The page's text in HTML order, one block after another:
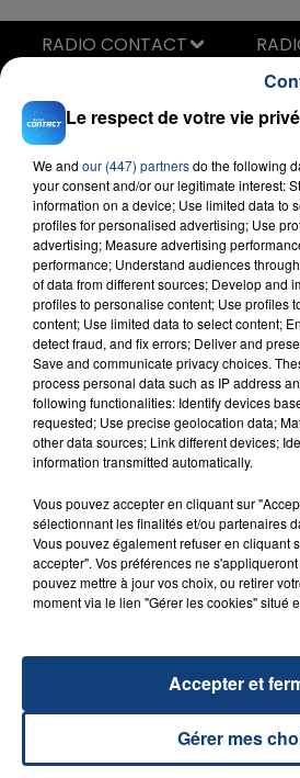
Sur La Piste
FIL D'ACTU
23 juillet 2026
INCENDIE MORTEL À LENS :
SON BÉBÉ ENTRE LA VIE ET
Un homme s'est immolé par
aspergé sa compagne et leur
Le respect de votre vie
We and our (447) partnersdo the following
your consent and/or our legitimate interest:
information on a device; Use limited data to
profiles for personalised advertising; Use
advertising; Measure advertising
performance; Understand audiences
of data from different sources; Develop and
profiles to personalise content; Use profiles
content; Use limited data to select content;
detect fraud, and fix errors; Deliver and
Save and communicate privacy choices.
process personal data such as IP address
following functionalities: Identify devices
requested; Use precise geolocation data;
other data sources; Link different devices;
information transmitted automatically.
Vous pouvez accepter en cliquant sur
sélectionnant les finalités et/ou partenaires
Vous pouvez également refuser en cliquant
accepter". Vos préférences ne
pouvez mettre à jour vos choix, ou retirer
moment via le lien "Gérer les cookies" situé
Gérer mes
Accepter et